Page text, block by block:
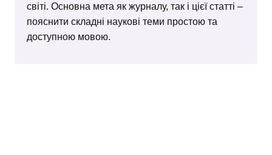
світі. Основна мета як журналу, так і цієї статті –
пояснити складні наукові теми простою та
доступною мовою.